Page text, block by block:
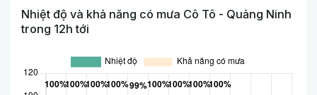
Nhiệt độ và khả năng có mưa Cô Tô - Quảng Ninh
trong 12h tới